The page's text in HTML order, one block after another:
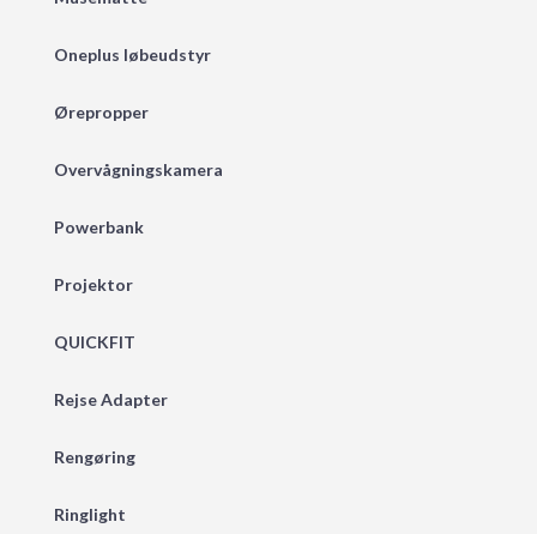
Oneplus løbeudstyr
Ørepropper
Overvågningskamera
Powerbank
Projektor
QUICKFIT
Rejse Adapter
Rengøring
Ringlight